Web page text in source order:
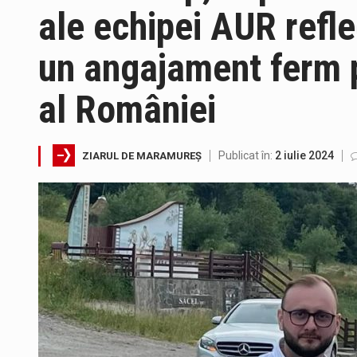
Suntem în plină vară și nimic
Interval de valabilitate: 05
SIMULARE EXERCITIU. Prin
Directorul OCPI Maramures,
Testarea independentă a
Vremea va fi caniculară.
ale echipei AUR
un angajament
al României
ZIARUL DE MARAMUREȘ Publicat în: 2 iulie 2024